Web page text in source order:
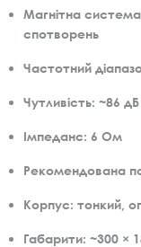
Магнітна
спотворень
Частотний
Чутливість: ~86
Імпеданс: 6 Ом
Рекомендована
Корпус: тонкий,
Габарити: ~300 ×